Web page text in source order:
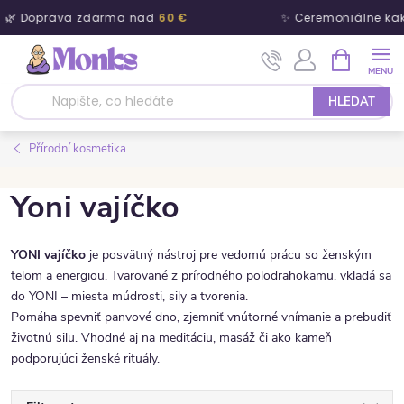
🌿 Doprava zdarma nad 60 € ✨ Ceremoniálne
Přejít na obsah
HLEDAT
Přírodní kosmetika
Yoni vajíčko
YONI vajíčko je posvätný nástroj pre vedomú prácu so ženským
telom a energiou. Tvarované z prírodného polodrahokamu, vkladá sa
do YONI – miesta múdrosti, sily a tvorenia.
Pomáha spevniť panvové dno, zjemniť vnútorné vnímanie a prebudiť
životnú silu. Vhodné aj na meditáciu, masáž či ako kameň
podporujúci ženské rituály.